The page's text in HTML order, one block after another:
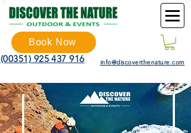
Book Now
(00351) 925 437 916 info@discoverthenature.com